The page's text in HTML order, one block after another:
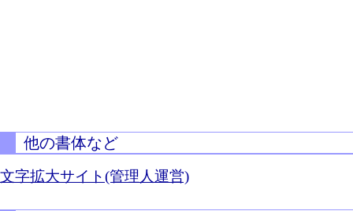
他の書体など
文字拡大サイト(管理人運営)